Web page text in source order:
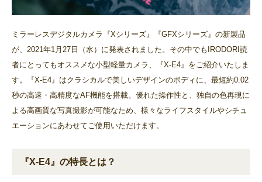
ミラーレスデジタルカメラ『Xシリーズ』『GFXシリーズ』の新製品
が、2021年1月27日（水）に発表されました。その中でもIRODORI読
者にとってもオススメな小型軽量カメラ、『X-E4』をご紹介いたしま
す。『X-E4』はクラシカルで美しいデザインのボディに、最短約0.02
秒の高速・高精度なAF機能を搭載。優れた操作性と、独自の色再現に
よる高画質な写真撮影が可能なため、様々なライフスタイルやシチュ
エーションにあわせてご使用いただけます。
『X-E4』の特長とは？